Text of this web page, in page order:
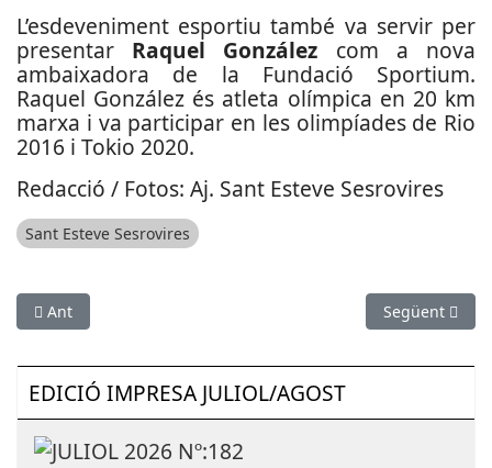
L’esdeveniment esportiu també va servir per
presentar Raquel González com a nova
ambaixadora de la Fundació Sportium.
Raquel González és atleta olímpica en 20 km
marxa i va participar en les olimpíades de Rio
2016 i Tokio 2020.
Redacció / Fotos: Aj. Sant Esteve Sesrovires
Sant Esteve Sesrovires
Article anterior: Tres joves baixllobregatins guanyen les
Ant Article
Següent
EDICIÓ IMPRESA JULIOL/AGOST